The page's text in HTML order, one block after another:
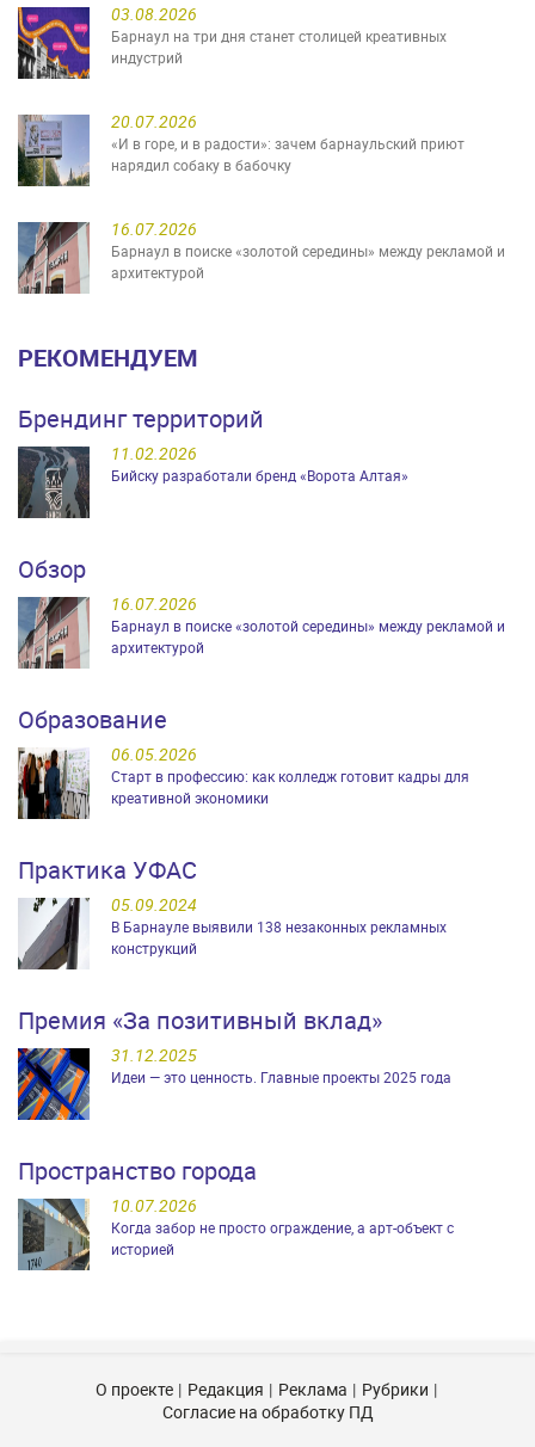
03.08.2026
Барнаул на три дня станет столицей креативных
индустрий
20.07.2026
«И в горе, и в радости»: зачем барнаульский приют
нарядил собаку в бабочку
16.07.2026
Барнаул в поиске «золотой середины» между рекламой и
архитектурой
РЕКОМЕНДУЕМ
Брендинг территорий
11.02.2026
Бийску разработали бренд «Ворота Алтая»
Обзор
16.07.2026
Барнаул в поиске «золотой середины» между рекламой и
архитектурой
Образование
06.05.2026
Старт в профессию: как колледж готовит кадры для
креативной экономики
Практика УФАС
05.09.2024
В Барнауле выявили 138 незаконных рекламных
конструкций
Премия «За позитивный вклад»
31.12.2025
Идеи — это ценность. Главные проекты 2025 года
Пространство города
10.07.2026
Когда забор не просто ограждение, а арт-объект с
историей
О проекте Редакция Реклама
Рубрики
Согласие на обработку ПД